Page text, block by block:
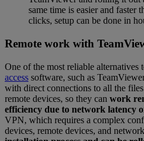
same time is easier and
clicks, setup can be done in
Remote work with
One of the most reliable
access software, such as
with direct connections to all the
remote devices, so they can work
efficiency due to network latency
VPN, which requires a complex
devices, remote devices, and